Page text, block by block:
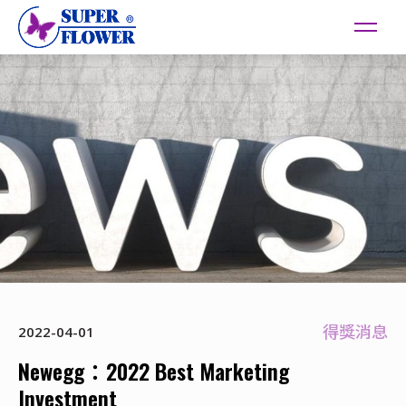
2022-04-01 得獎消息
Newegg：2022 Best Marketing
Investment